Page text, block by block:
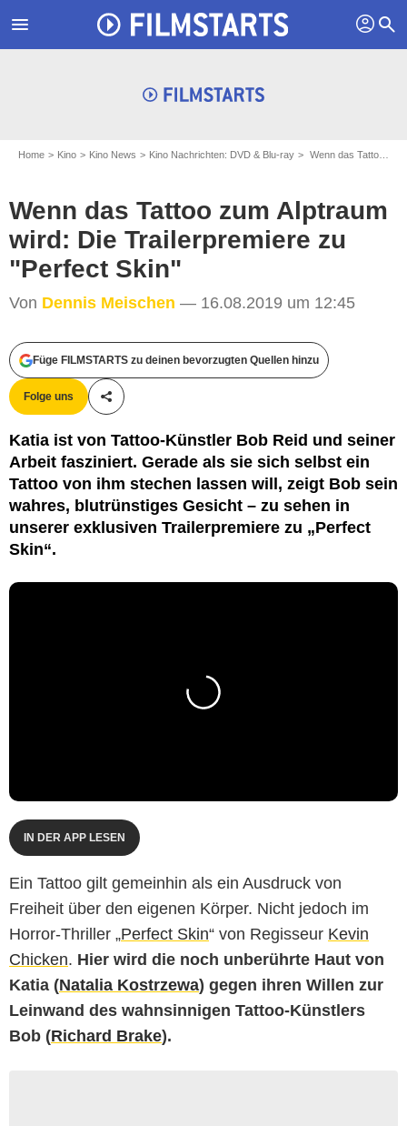
menu profil search
Home Kino Kino News Kino Nachrichten: DVD & Blu-ray Wenn das Tattoo zum Alptraum wird: Die Trailerpremiere zu "Perfect Skin"
Wenn das Tattoo zum Alptraum
wird: Die Trailerpremiere zu
"Perfect Skin"
Von Dennis Meischen — 16.08.2019 um 12:45
Füge FILMSTARTS zu deinen bevorzugten Quellen hinzu
Folge uns
Teile diesen Artikel
Katia ist von Tattoo-Künstler Bob Reid und seiner
Arbeit fasziniert. Gerade als sie sich selbst ein
Tattoo von ihm stechen lassen will, zeigt Bob sein
wahres, blutrünstiges Gesicht – zu sehen in
unserer exklusiven Trailerpremiere zu „Perfect
Skin“.
IN DER APP LESEN
Ein Tattoo gilt gemeinhin als ein Ausdruck von
Freiheit über den eigenen Körper. Nicht jedoch im
Horror-Thriller „Perfect Skin“ von Regisseur Kevin
Chicken. Hier wird die noch unberührte Haut von
Katia (Natalia Kostrzewa) gegen ihren Willen zur
Leinwand des wahnsinnigen Tattoo-Künstlers
Bob (Richard Brake).